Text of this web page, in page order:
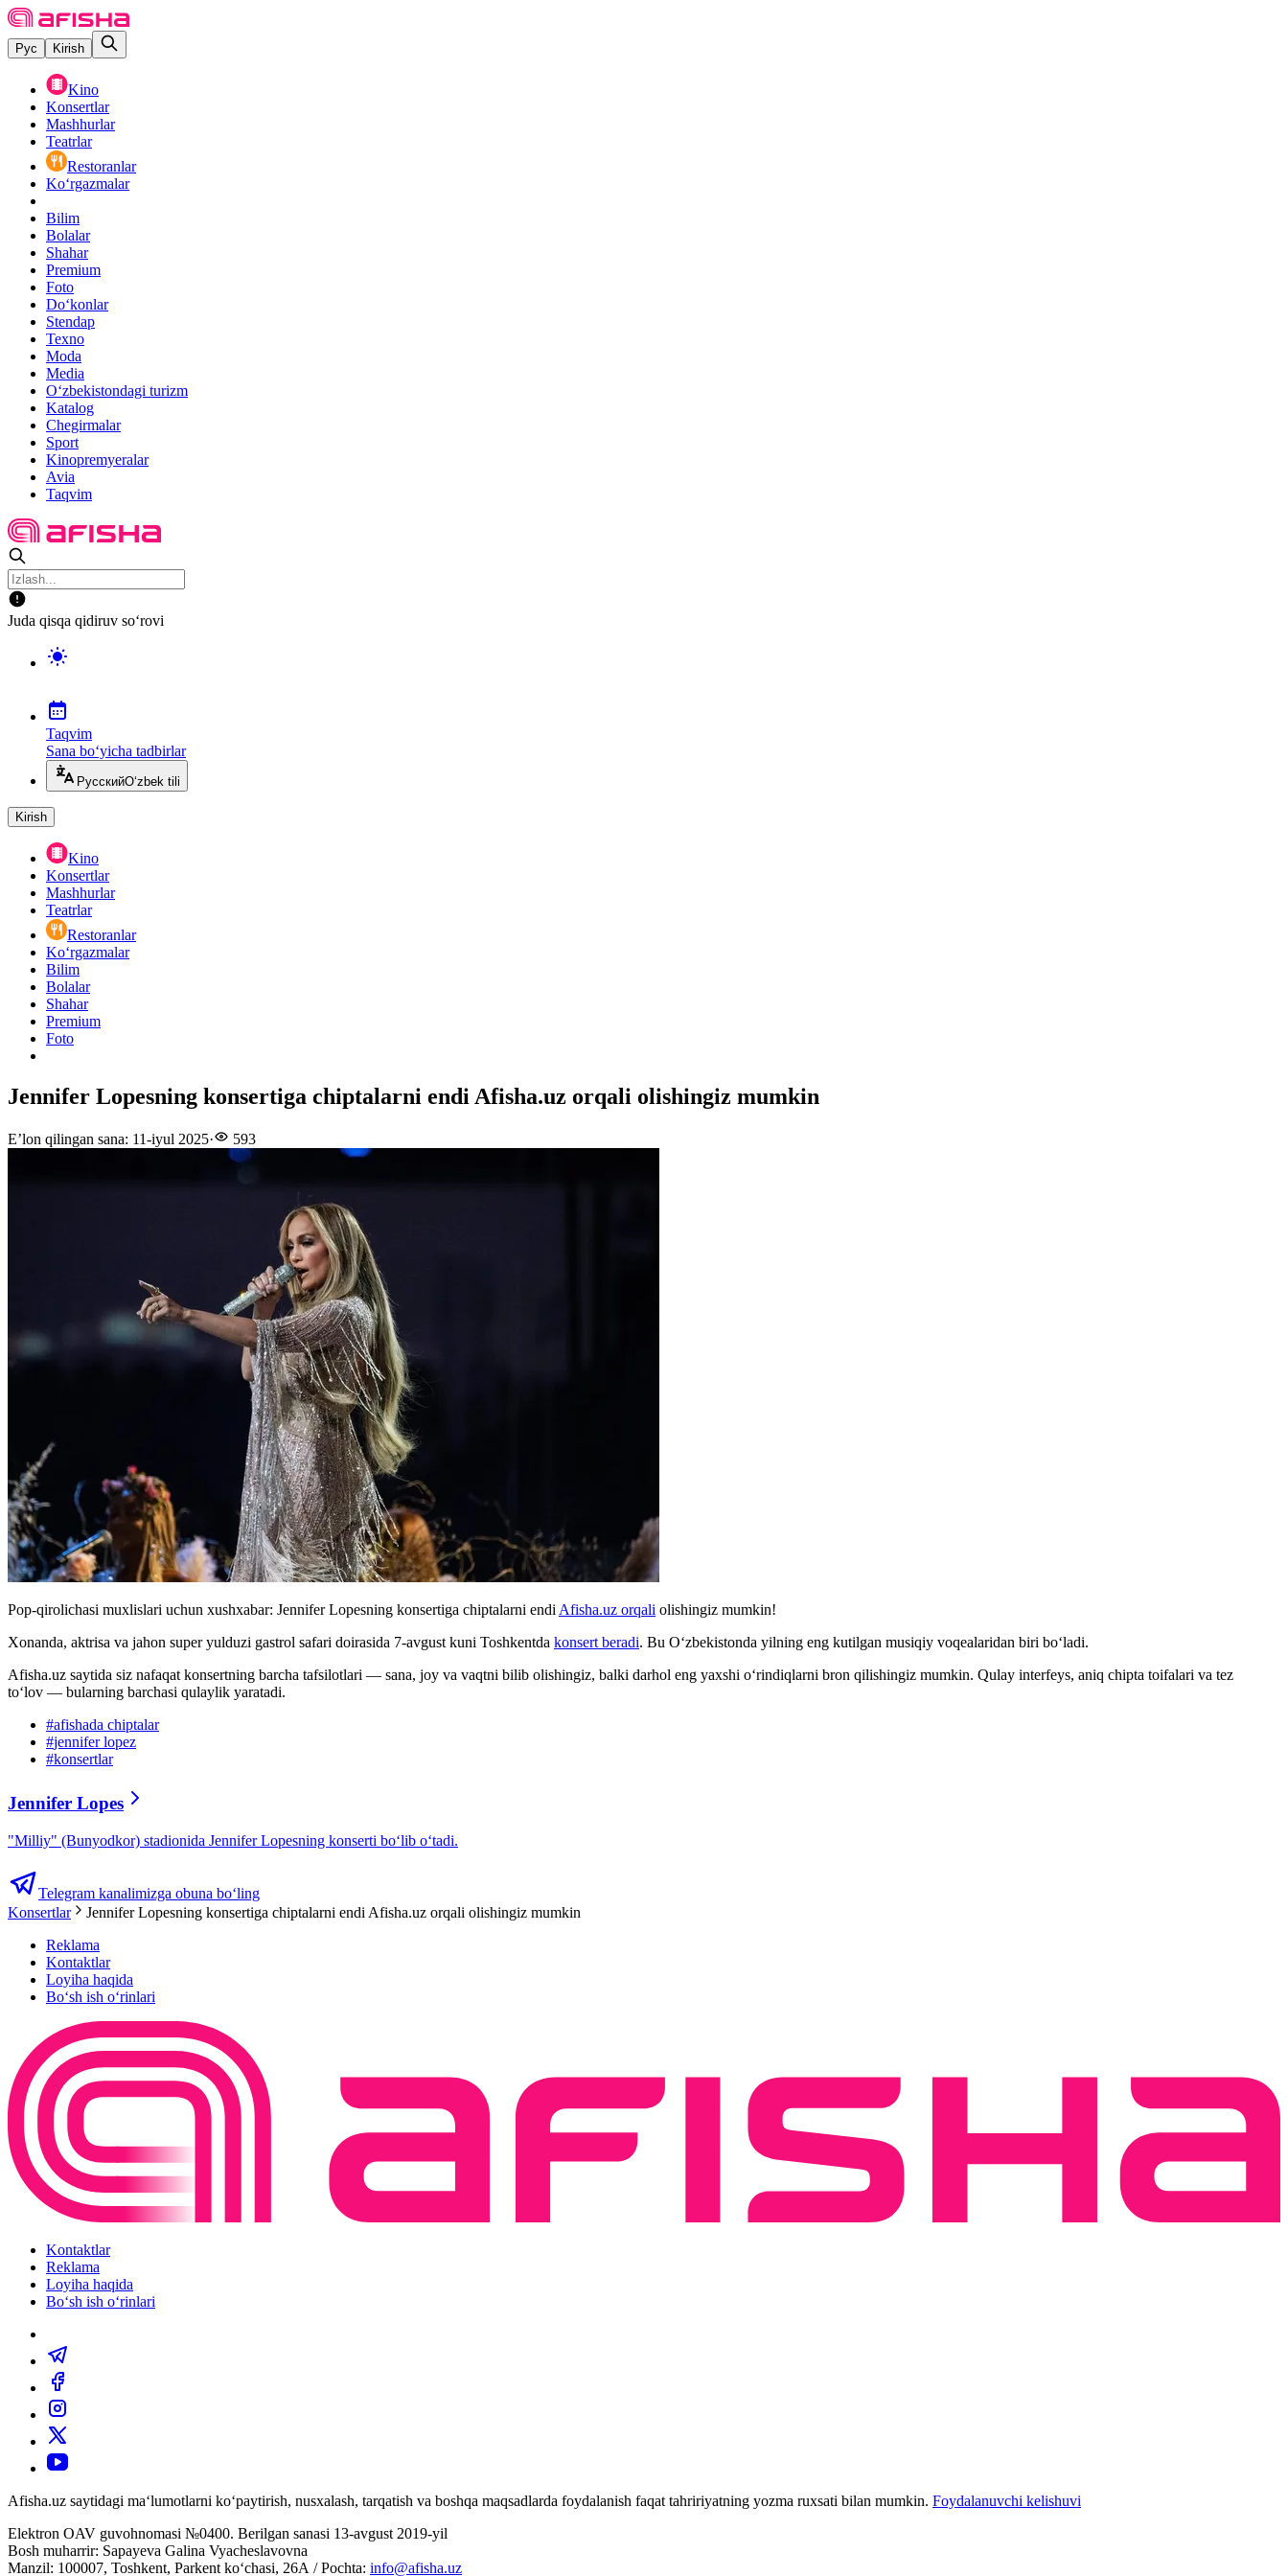
Рус Kirish
Kino
Konsertlar
Mashhurlar
Teatrlar
Restoranlar
Ko‘rgazmalar
Bilim
Bolalar
Shahar
Premium
Foto
Do‘konlar
Stendap
Texno
Moda
Media
O‘zbekistondagi turizm
Katalog
Chegirmalar
Sport
Kinopremyeralar
Avia
Taqvim
Juda qisqa qidiruv so‘rovi
Taqvim
Sana bo‘yicha tadbirlar
РусскийO‘zbek tili
Kirish
Kino
Konsertlar
Mashhurlar
Teatrlar
Restoranlar
Ko‘rgazmalar
Bilim
Bolalar
Shahar
Premium
Foto
Jennifer Lopesning konsertiga chiptalarni endi Afisha.uz orqali olishingiz mumkin
E’lon qilingan sana: 11-iyul 2025· 593
Pop-qirolichasi muxlislari uchun xushxabar: Jennifer Lopesning konsertiga chiptalarni endi Afisha.uz orqali olishingiz mumkin!
Xonanda, aktrisa va jahon super yulduzi gastrol safari doirasida 7-avgust kuni Toshkentda konsert beradi. Bu Oʻzbekistonda yilning eng kutilgan musiqiy voqealaridan biri boʻladi.
Afisha.uz saytida siz nafaqat konsertning barcha tafsilotlari — sana, joy va vaqtni bilib olishingiz, balki darhol eng yaxshi oʻrindiqlarni bron qilishingiz mumkin. Qulay interfeys, aniq chipta toifalari va tez
toʻlov — bularning barchasi qulaylik yaratadi.
#afishada chiptalar
#jennifer lopez
#konsertlar
Jennifer Lopes
"Milliy" (Bunyodkor) stadionida Jennifer Lopesning konserti boʻlib oʻtadi.
Telegram kanalimizga obuna bo‘ling
Konsertlar
Jennifer Lopesning konsertiga chiptalarni endi Afisha.uz orqali olishingiz mumkin
Reklama
Kontaktlar
Loyiha haqida
Bo‘sh ish o‘rinlari
Kontaktlar
Reklama
Loyiha haqida
Bo‘sh ish o‘rinlari
Afisha.uz saytidagi ma‘lumotlarni ko‘paytirish, nusxalash, tarqatish va boshqa maqsadlarda foydalanish faqat tahririyatning yozma ruxsati bilan mumkin. Foydalanuvchi kelishuvi
Elektron OAV guvohnomasi №0400. Berilgan sanasi 13-avgust 2019-yil
Bosh muharrir: Sapayeva Galina Vyacheslavovna
Manzil: 100007, Toshkent, Parkent ko‘chasi, 26А / Pochta: info@afisha.uz